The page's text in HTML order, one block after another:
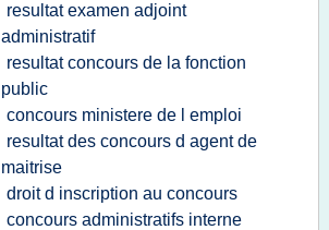
resultat examen adjoint
administratif
resultat concours de la fonction
public
concours ministere de l emploi
resultat des concours d agent de
maitrise
droit d inscription au concours
concours administratifs interne